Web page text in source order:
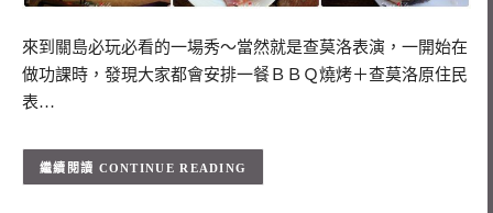
來到關島必玩必看的一場秀～當然就是查莫洛表演，一開始在
做功課時，發現大家都會安排一餐ＢＢＱ燒烤＋查莫洛原住民
表…
CONTINUE READING